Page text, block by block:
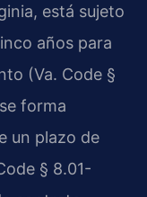
está sujeto
años para
(Va. Code §
forma
un plazo de
§ 8.01-